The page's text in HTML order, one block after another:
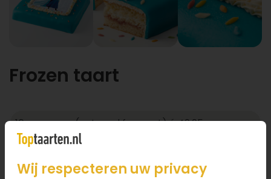
Frozen taart
Wij respecteren uw privacy